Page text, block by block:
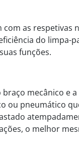
as respetivas
do
funções.
mecânico e
pneumático
o melhor